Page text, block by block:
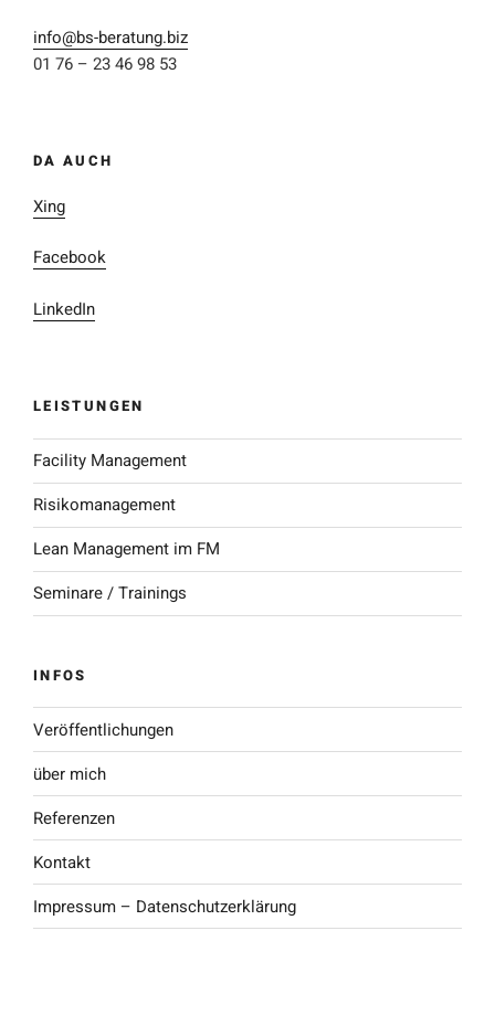
info@bs-beratung.biz
01 76 – 23 46 98 53
DA AUCH
Xing
Facebook
LinkedIn
LEISTUNGEN
Facility Management
Risikomanagement
Lean Management im FM
Seminare / Trainings
INFOS
Veröffentlichungen
über mich
Referenzen
Kontakt
Impressum – Datenschutzerklärung